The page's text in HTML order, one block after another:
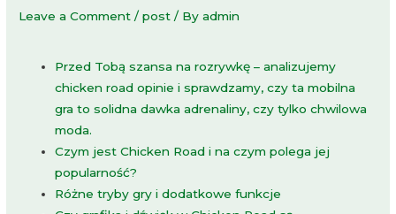
Leave a Comment /post / Byadmin
Przed Tobą szansa na rozrywkę – analizujemy
chicken road opinie i sprawdzamy, czy ta mobilna
gra to solidna dawka adrenaliny, czy tylko chwilowa
moda.
Czym jest Chicken Road i na czym polega jej
popularność?
Różne tryby gry i dodatkowe funkcje